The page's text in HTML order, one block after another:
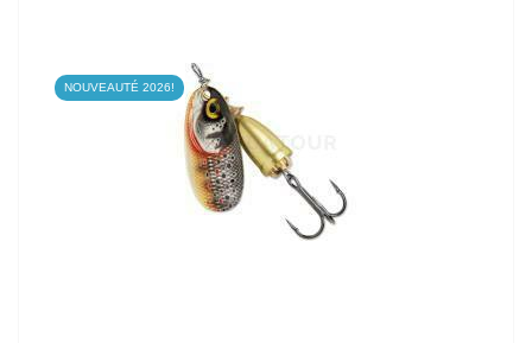
NOUVEAUTÉ 2026!
VOIR LE PRODUIT